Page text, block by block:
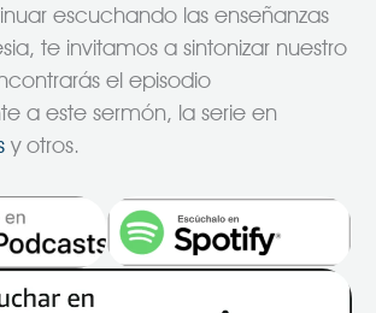
escuchando las enseñanzas
te invitamos a sintonizar nuestro
el episodio
a este sermón, la serie en
y otros.